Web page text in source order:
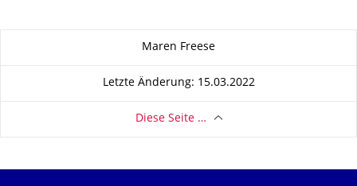
Maren Freese
Letzte Änderung: 15.03.2022
Diese Seite …